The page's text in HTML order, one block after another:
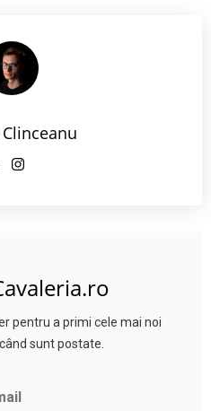
Clinceanu
pentru a primi cele mai noi
sunt postate.